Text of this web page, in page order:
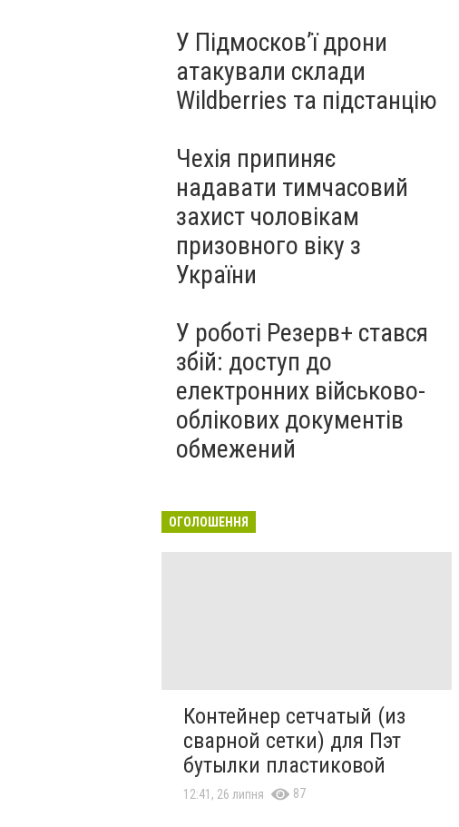
У Підмосков’ї дрони
атакували склади
Wildberries та підстанцію
Чехія припиняє
надавати тимчасовий
захист чоловікам
призовного віку з
України
У роботі Резерв+ стався
збій: доступ до
електронних військово-
облікових документів
обмежений
ОГОЛОШЕННЯ
Контейнер сетчатый (из
сварной сетки) для Пэт
бутылки пластиковой
12:41, 26 липня 87